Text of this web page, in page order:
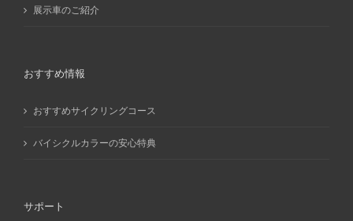
展示車のご紹介
おすすめ情報
おすすめサイクリングコース
バイシクルカラーの安心特典
サポート